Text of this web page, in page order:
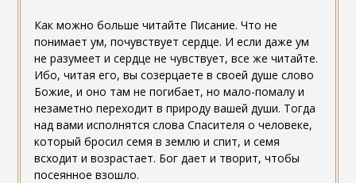
Как можно больше читайте Писание. Что не
понимает ум, почувствует сердце. И если даже ум
не разумеет и сердце не чувствует, все же читайте.
Ибо, читая его, вы созерцаете в своей душе слово
Божие, и оно там не погибает, но мало-помалу и
незаметно переходит в природу вашей души. Тогда
над вами исполнятся слова Спасителя о человеке,
который бросил семя в землю и спит, и семя
всходит и возрастает. Бог дает и творит, чтобы
посеянное взошло.